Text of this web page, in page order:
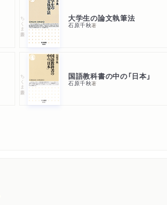
ちくま新書 大学生の論文執筆法
石原千秋著
ちくま新書 国語教科書の中の「日本」
石原千秋著